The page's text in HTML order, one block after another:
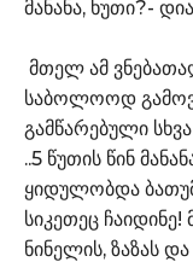
მანანა, ხუთი?-
მთელ ამ
საბოლოოდ
გამწარებული
..5 წუთის წინ
ყიდულობდა
სიკეთეც
ნინელის, ზაზას